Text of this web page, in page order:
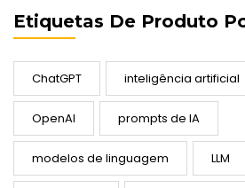
Etiquetas De Produto
ChatGPT inteligência artificial
OpenAI prompts de IA
modelos de linguagem LLM